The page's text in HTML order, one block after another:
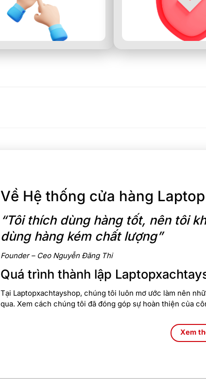
Về Hệ thống cửa hàng
“Tôi thích dùng hàng tốt, nên tôi
dùng hàng kém chất lượng”
Founder – Ceo Nguyễn Đăng Thi
Quá trình thành lập
Tại Laptopxachtayshop, chúng tôi luôn mơ ước làm nên
qua. Xem cách chúng tôi đã đóng góp sự hoàn thiện của
Xem